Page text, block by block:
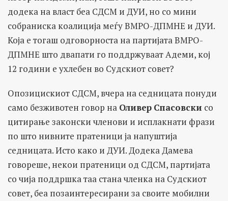
додека на власт беа СДСМ и ДУИ, но со мини
собраниска коалиција меѓу ВМРО-ДПМНЕ и ДУИ.
Која е тогаш одговорноста на партијата ВМРО-
ДПМНЕ што двапати го поддржуваат Адеми, кој
12 години е ухлебен во Судскиот совет?
Опозицискиот СДСМ, вчера на седницата понуди
само безживотен говор на Оливер Спасовски со
цитирање законски членови и исплакнати фрази
по што нивните пратеници ја напуштија
седницата. Исто како и ДУИ. Додека Дамева
говореше, некои пратеници од СДСМ, партијата
со чија поддршка таа стана членка на Судскиот
совет, беа позаинтересирани за своите мобилни